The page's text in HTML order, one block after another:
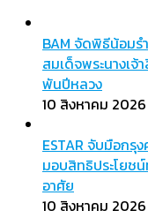
BAM จัดพิธีน้อมร
สมเด็จพระนางเ
พันปีหลวง
10 สิงหาคม 2026
ESTAR จับมือกรุ
มอบสิทธิประโยช
อาศัย
10 สิงหาคม 2026